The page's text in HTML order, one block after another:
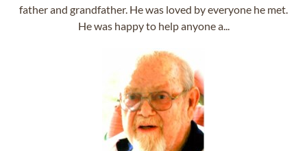
father and grandfather. He was loved by everyone he met.
He was happy to help anyone a...